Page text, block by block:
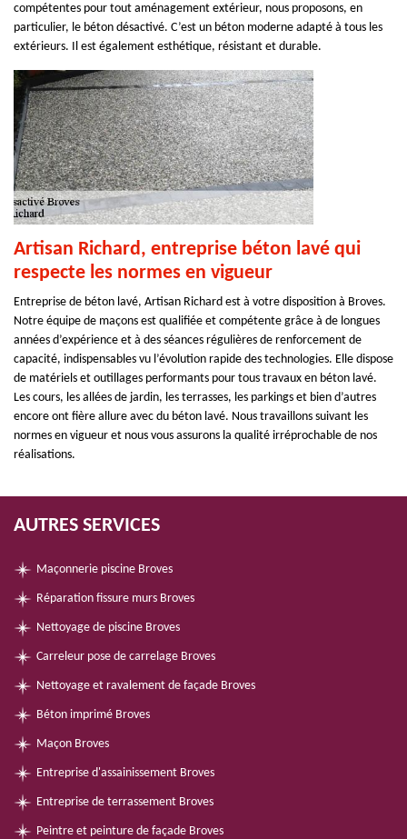
compétentes pour tout aménagement extérieur, nous proposons, en
particulier, le béton désactivé. C’est un béton moderne adapté à tous les
extérieurs. Il est également esthétique, résistant et durable.
Artisan Richard, entreprise béton lavé qui
respecte les normes en vigueur
Entreprise de béton lavé, Artisan Richard est à votre disposition à Broves.
Notre équipe de maçons est qualifiée et compétente grâce à de longues
années d’expérience et à des séances régulières de renforcement de
capacité, indispensables vu l’évolution rapide des technologies. Elle dispose
de matériels et outillages performants pour tous travaux en béton lavé.
Les cours, les allées de jardin, les terrasses, les parkings et bien d’autres
encore ont fière allure avec du béton lavé. Nous travaillons suivant les
normes en vigueur et nous vous assurons la qualité irréprochable de nos
réalisations.
AUTRES SERVICES
Maçonnerie piscine Broves
Réparation fissure murs Broves
Nettoyage de piscine Broves
Carreleur pose de carrelage Broves
Nettoyage et ravalement de façade Broves
Béton imprimé Broves
Maçon Broves
Entreprise d'assainissement Broves
Entreprise de terrassement Broves
Peintre et peinture de façade Broves